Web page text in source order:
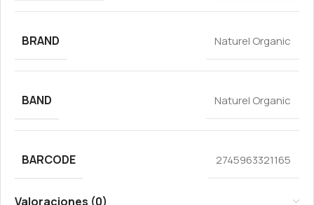
BRAND Naturel Organic
BAND Naturel Organic
BARCODE 2745963321165
Valoraciones (0)